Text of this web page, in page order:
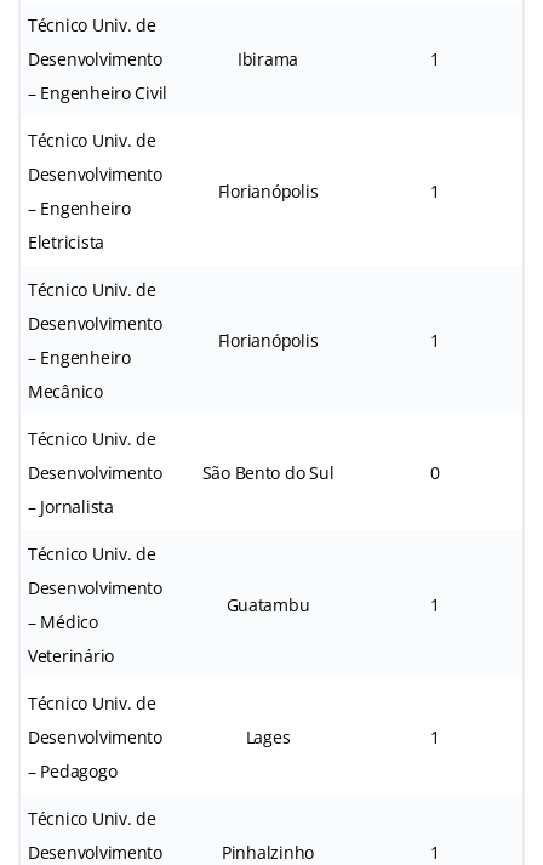
Técnico Univ. de
Desenvolvimento
– Engenheiro Civil
Ibirama 1
Técnico Univ. de
Desenvolvimento
– Engenheiro
Eletricista
Florianópolis 1
Técnico Univ. de
Desenvolvimento
– Engenheiro
Mecânico
Florianópolis 1
Técnico Univ. de
Desenvolvimento
– Jornalista
São Bento do Sul 0
Técnico Univ. de
Desenvolvimento
– Médico
Veterinário
Guatambu 1
Técnico Univ. de
Desenvolvimento
– Pedagogo
Lages 1
Técnico Univ. de
Desenvolvimento
Pinhalzinho 1